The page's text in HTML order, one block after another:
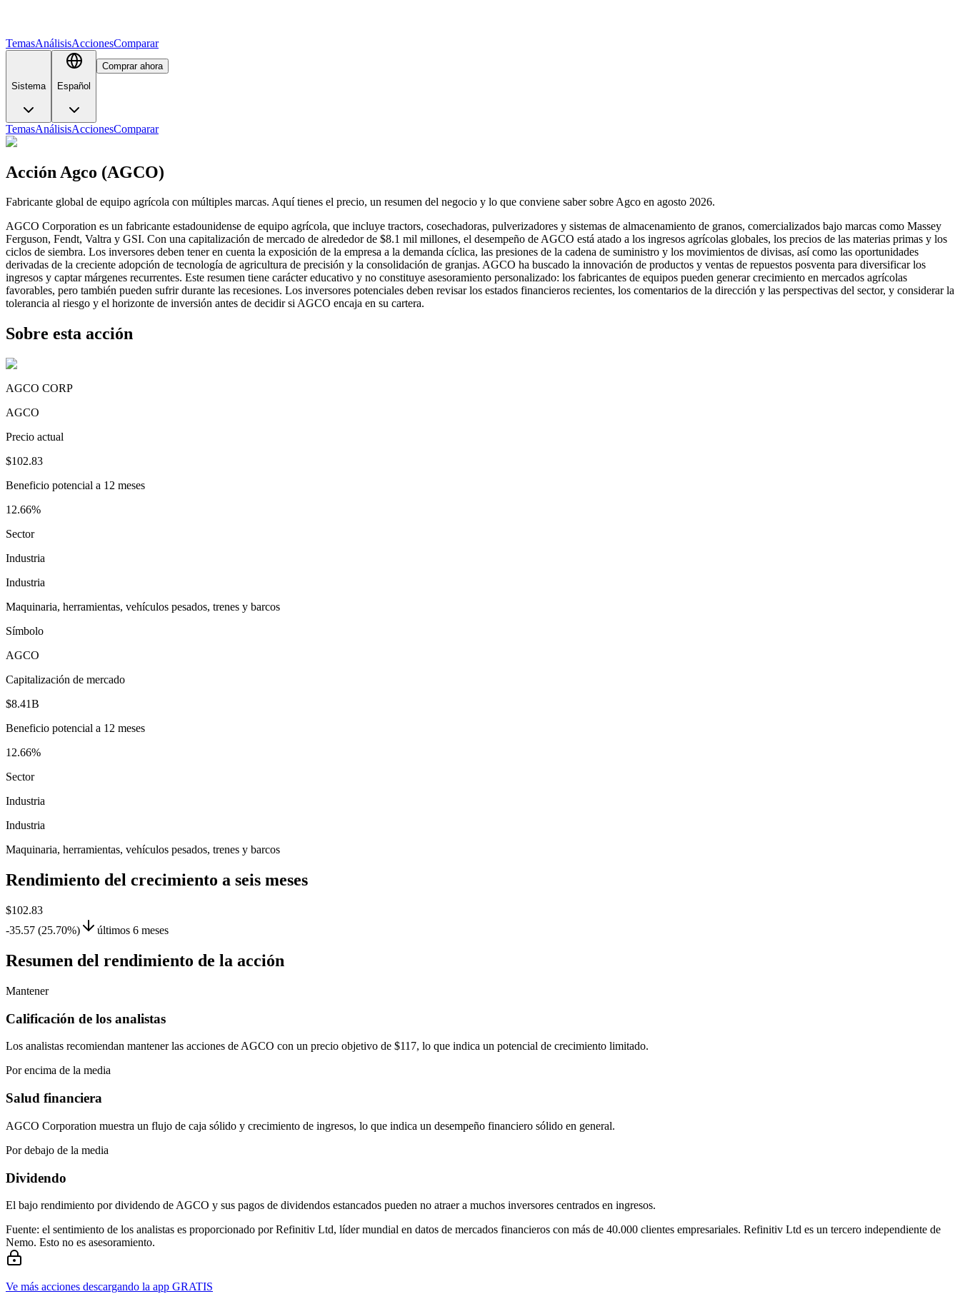
TemasAnálisisAccionesComparar
Sistema Español
Comprar ahora
TemasAnálisisAccionesComparar
Acción Agco (AGCO)
Fabricante global de equipo agrícola con múltiples marcas. Aquí tienes el precio, un resumen del negocio y lo que conviene saber sobre Agco en agosto 2026.
AGCO Corporation es un fabricante estadounidense de equipo agrícola, que incluye tractors, cosechadoras, pulverizadores y sistemas de almacenamiento de granos, comercializados bajo marcas como Massey
Ferguson, Fendt, Valtra y GSI. Con una capitalización de mercado de alrededor de $8.1 mil millones, el desempeño de AGCO está atado a los ingresos agrícolas globales, los precios de las materias primas y los
ciclos de siembra. Los inversores deben tener en cuenta la exposición de la empresa a la demanda cíclica, las presiones de la cadena de suministro y los movimientos de divisas, así como las oportunidades
derivadas de la creciente adopción de tecnología de agricultura de precisión y la consolidación de granjas. AGCO ha buscado la innovación de productos y ventas de repuestos posventa para diversificar los
ingresos y captar márgenes recurrentes. Este resumen tiene carácter educativo y no constituye asesoramiento personalizado: los fabricantes de equipos pueden generar crecimiento en mercados agrícolas
favorables, pero también pueden sufrir durante las recesiones. Los inversores potenciales deben revisar los estados financieros recientes, los comentarios de la dirección y las perspectivas del sector, y considerar la
tolerancia al riesgo y el horizonte de inversión antes de decidir si AGCO encaja en su cartera.
Sobre esta acción
AGCO CORP
AGCO
Precio actual
$102.83
Beneficio potencial a 12 meses
12.66%
Sector
Industria
Industria
Maquinaria, herramientas, vehículos pesados, trenes y barcos
Símbolo
AGCO
Capitalización de mercado
$8.41B
Beneficio potencial a 12 meses
12.66%
Sector
Industria
Industria
Maquinaria, herramientas, vehículos pesados, trenes y barcos
Rendimiento del crecimiento a seis meses
$102.83
-35.57 (25.70%)
últimos 6 meses
Resumen del rendimiento de la acción
Mantener
Calificación de los analistas
Los analistas recomiendan mantener las acciones de AGCO con un precio objetivo de $117, lo que indica un potencial de crecimiento limitado.
Por encima de la media
Salud financiera
AGCO Corporation muestra un flujo de caja sólido y crecimiento de ingresos, lo que indica un desempeño financiero sólido en general.
Por debajo de la media
Dividendo
El bajo rendimiento por dividendo de AGCO y sus pagos de dividendos estancados pueden no atraer a muchos inversores centrados en ingresos.
Fuente: el sentimiento de los analistas es proporcionado por Refinitiv Ltd, líder mundial en datos de mercados financieros con más de 40.000 clientes empresariales. Refinitiv Ltd es un tercero independiente de
Nemo. Esto no es asesoramiento.
Ve más acciones descargando la app GRATIS